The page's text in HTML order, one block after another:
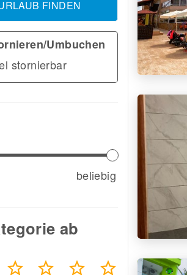
FINDEN
Umbuchen
stornierbar
beliebig
ab
star_border star_border star_border star_border